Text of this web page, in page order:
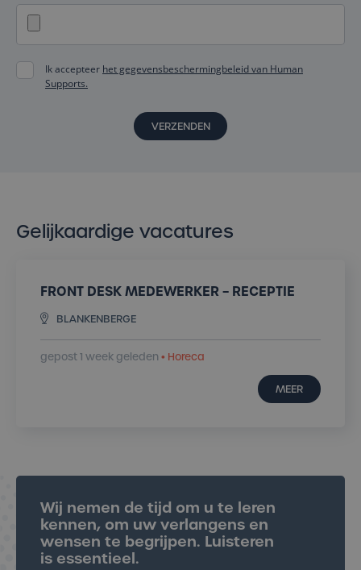
Ik accepteer het gegevensbeschermingbeleid van Human
Supports.
VERZENDEN
Gelijkaardige vacatures
FRONT DESK MEDEWERKER – RECEPTIE
BLANKENBERGE
gepost 1 week geleden • Horeca
MEER
Stuur uw CV
Wij nemen de tijd om u te leren
kennen, om uw verlangens en
wensen te begrijpen. Luisteren
is essentieel.